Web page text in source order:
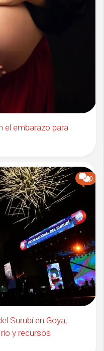
el embarazo para
0
Surubí en Goya,
y recursos